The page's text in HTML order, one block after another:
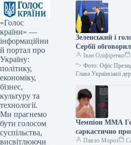
«Голос
країни» —
інформаційни
й портал про
Україну:
політику,
економіку,
бізнес,
культуру та
технології.
Ми прагнемо
бути голосом
суспільства,
висвітлюючи
Зеленський і
Сербії
економічні та
ініціативи
Іван Оліфіренко
“> Фото: Офіс
Глава Української
очільником уряду
Мацутом, у ході…
Чемпіон ММА
саркастично
своєПавло Мороз